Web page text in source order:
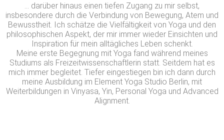
… darüber hinaus einen tiefen Zugang zu mir selbst,
insbesondere durch die Verbindung von Bewegung, Atem und
Bewusstheit. Ich schätze die Vielfältigkeit von Yoga und den
philosophischen Aspekt, der mir immer wieder Einsichten und
Inspiration für mein alltägliches Leben schenkt.
Meine erste Begegnung mit Yoga fand während meines
Studiums als Freizeitwissenschaftlerin statt. Seitdem hat es
mich immer begleitet. Tiefer eingestiegen bin ich dann durch
meine Ausbildung im Element Yoga Studio Berlin, mit
Weiterbildungen in Vinyasa, Yin, Personal Yoga und Advanced
Alignment.